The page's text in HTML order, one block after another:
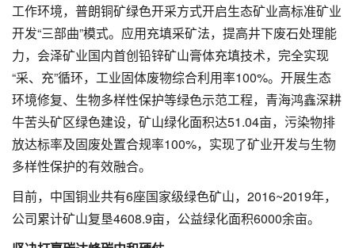
工作环境，普朗铜矿绿色开采方式开启生态矿业高标准矿业
开发“三部曲”模式。应用充填采矿法，提高井下废石处理能
力，会泽矿业国内首创铅锌矿山膏体充填技术，完全实现
“采、充”循环，工业固体废物综合利用率100%。开展生态
环境修复、生物多样性保护等绿色示范工程，青海鸿鑫深耕
牛苦头矿区绿色建设，矿山绿化面积达51.04亩，污染物排
放达标率及固废处置合规率100%，实现了矿业开发与生物
多样性保护的有效融合。
目前，中国铜业共有6座国家级绿色矿山，2016~2019年，
公司累计矿山复垦4608.9亩，公益绿化面积6000余亩。